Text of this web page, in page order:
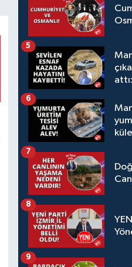
5
6
7
8
9